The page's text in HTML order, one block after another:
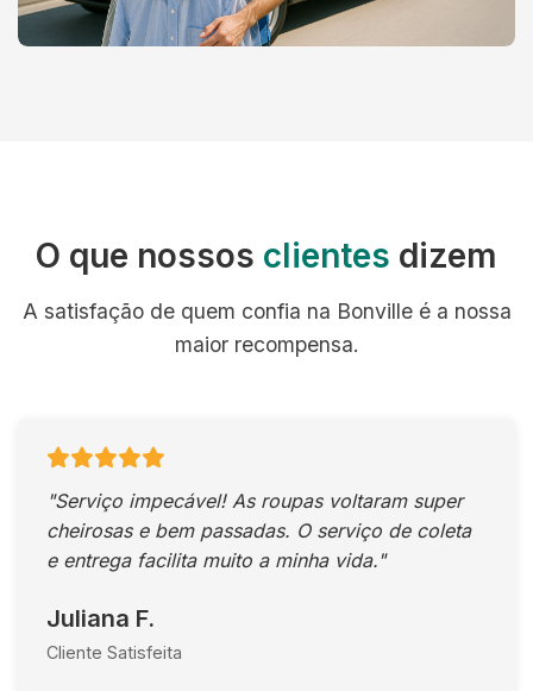
O que nossos clientes dizem
A satisfação de quem confia na Bonville é a nossa
maior recompensa.
"Serviço impecável! As roupas voltaram super
cheirosas e bem passadas. O serviço de coleta
e entrega facilita muito a minha vida."
Juliana F.
Cliente Satisfeita